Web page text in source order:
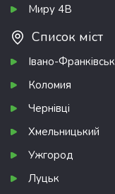
Миру 4В
Список міст
Івано-Франківськ
Коломия
Чернівці
Хмельницький
Ужгород
Луцьк